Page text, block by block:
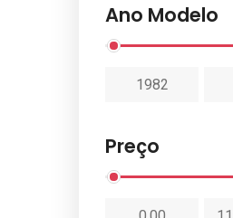
Ano Modelo
Preço